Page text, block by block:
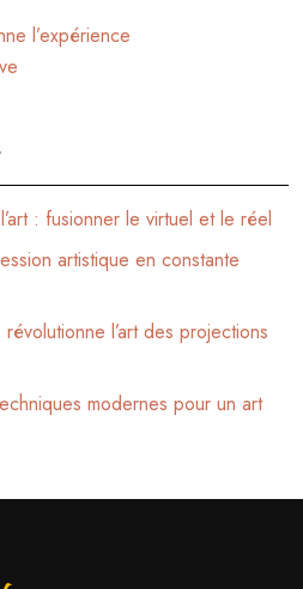
l’expérience
: fusionner le virtuel et le réel
artistique en constante
l’art des projections
modernes pour un art